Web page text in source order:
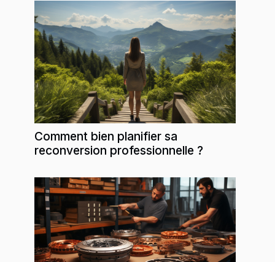
Comment bien planifier sa
reconversion professionnelle ?